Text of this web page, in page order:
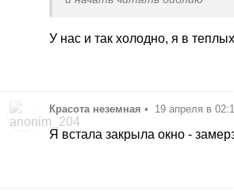
У нас и так холодно, я в
Красота неземная • 19 апреля в
Я встала закрыла окно -